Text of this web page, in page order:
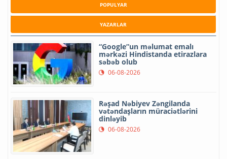
POPULYAR
YAZARLAR
“Google”un məlumat emalı
mərkəzi Hindistanda etirazlara
səbəb olub
06-08-2026
Rəşad Nəbiyev Zəngilanda
vətəndaşların müraciətlərini
dinləyib
06-08-2026